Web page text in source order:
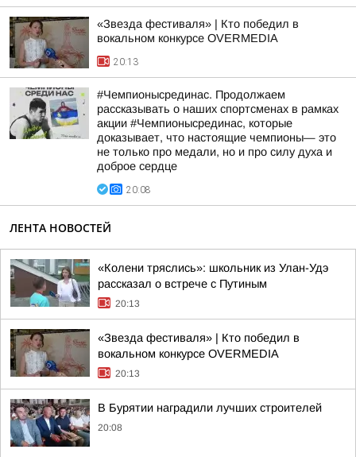
«Звезда фестиваля» | Кто победил в
вокальном конкурсе OVERMEDIA
20:13
#Чемпионысрединас. Продолжаем
рассказывать о наших спортсменах в рамках
акции #Чемпионысрединас, которые
доказывает, что настоящие чемпионы— это
не только про медали, но и про силу духа и
доброе сердце
20:08
ЛЕНТА НОВОСТЕЙ
«Колени тряслись»: школьник из Улан-Удэ
рассказал о встрече с Путиным
20:13
«Звезда фестиваля» | Кто победил в
вокальном конкурсе OVERMEDIA
20:13
В Бурятии наградили лучших строителей
20:08